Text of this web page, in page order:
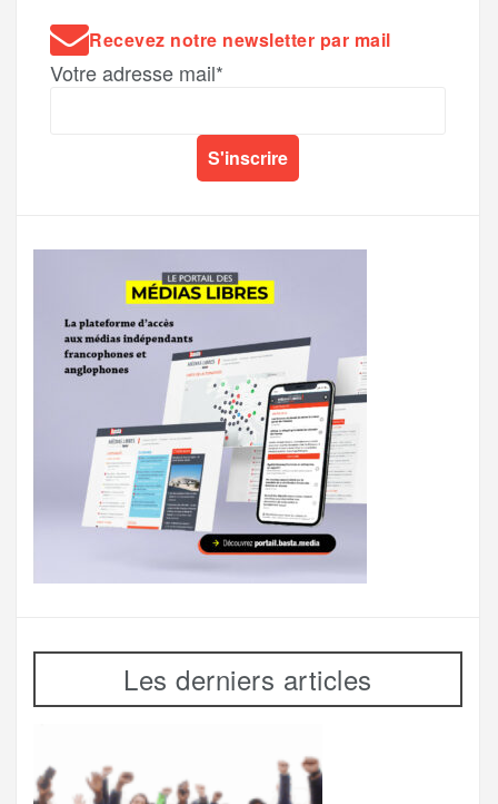
Recevez notre newsletter par mail
Votre adresse mail*
Les derniers articles